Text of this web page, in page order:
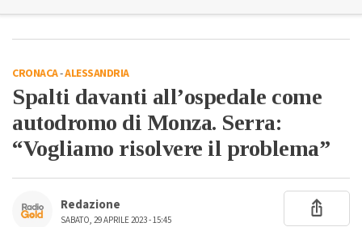
CRONACA-ALESSANDRIA
Spalti davanti all’ospedale come
autodromo di Monza. Serra:
“Vogliamo risolvere il problema”
Redazione
SABATO, 29 APRILE 2023 - 15:45